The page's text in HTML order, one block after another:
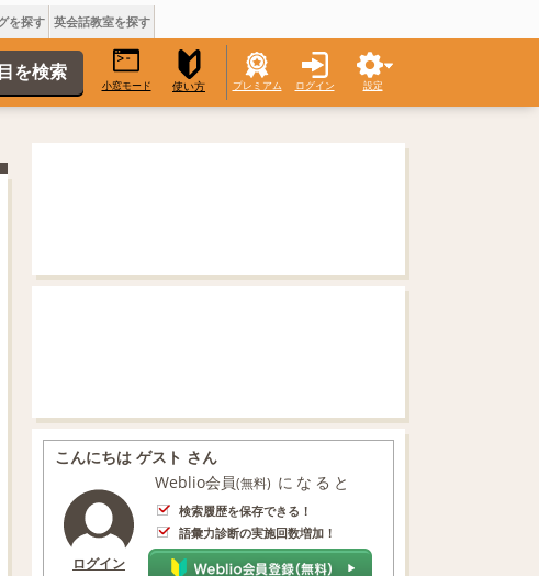
を探す 英会話教室を探す
小窓モード 使い方 プレミアム ログイン 設定
こんにちは ゲスト さん
ログイン
Weblio会員(無料) になると
検索履歴を保存できる！
語彙力診断の実施回数増加！